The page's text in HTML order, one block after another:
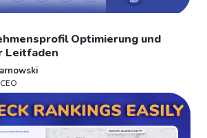
Optimierung und
Leitfaden